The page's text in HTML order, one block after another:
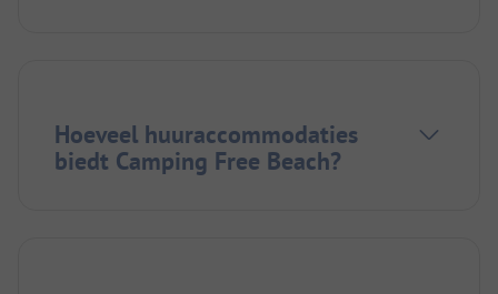
Hoeveel huuraccommodaties
biedt Camping Free Beach?